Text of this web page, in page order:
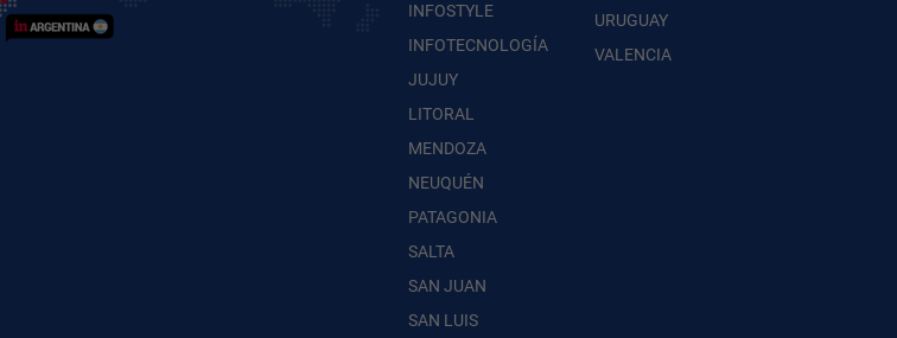
INFOSTYLE
INFOTECNOLOGÍA
JUJUY
LITORAL
MENDOZA
NEUQUÉN
PATAGONIA
SALTA
SAN JUAN
SAN LUIS
URUGUAY
VALENCIA